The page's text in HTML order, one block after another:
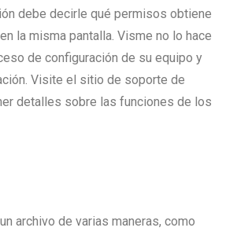
debe decirle qué permisos obtiene
la misma pantalla. Visme no lo hace
de configuración de su equipo y
Visite el sitio de soporte de
detalles sobre las funciones de los
archivo de varias maneras, como